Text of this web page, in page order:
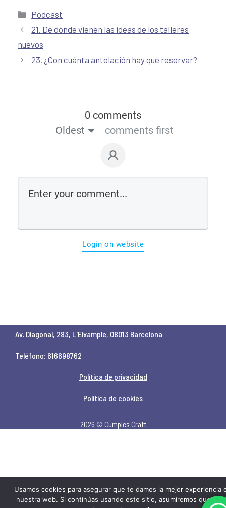
Podcast
21. De dónde vienen las ideas de los talleres
nuevos
23. ¿Con cuánta antelación hay que reservar?
0 comments
Oldest
comments first
Login on website
Av. Diagonal, 283, L'Eixample, 08013 Barcelona
Teléfono: 616698762
Política de privacidad
Política de cookies
2026 © Cumples Craft
Usamos cookies para asegurar que te damos la mejor experiencia
nuestra web. Si continúas usando este sitio, asumiremos que